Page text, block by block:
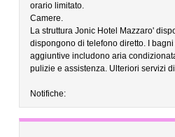
orario limitato.
Camere.
La struttura Jonic Hotel Mazzaro'
dispongono di telefono diretto. I
aggiuntive includono aria
pulizie e assistenza. Ulteriori servizi
Notifiche: